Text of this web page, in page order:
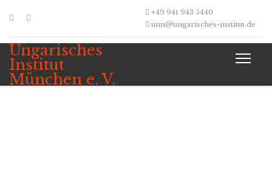
+49 941 943 5440
uim@ungarisches-institut.de
Ungarisches
Institut
München e. V.